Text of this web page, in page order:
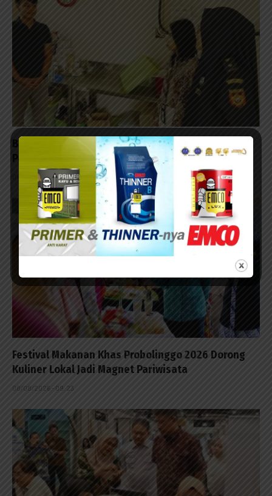
Bea Cukai Malang Dampingi UMKM Malang Perluas
08/08/2026 - 11:45
Festival Makanan Khas Probolinggo 2026 Dorong
Kuliner Lokal Jadi Magnet Pariwisata
08/08/2026 - 09:23